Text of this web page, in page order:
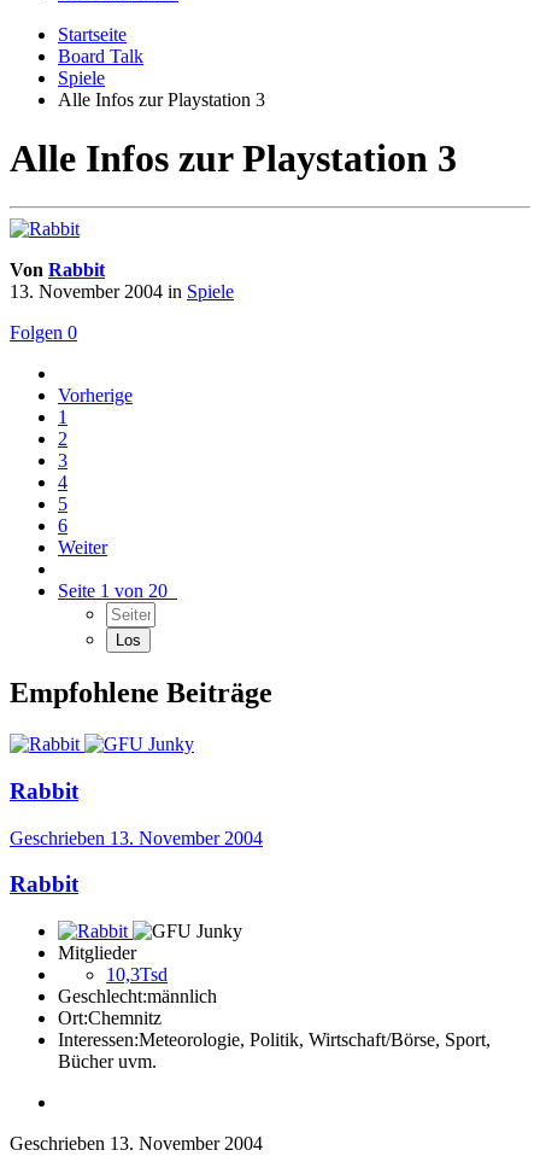
Startseite
Board Talk
Spiele
Alle Infos zur Playstation 3
Alle Infos zur Playstation 3
Von Rabbit
13. November 2004 in Spiele
Folgen 0
Vorherige
1
2
3
4
5
6
Weiter
Seite 1 von 20
Empfohlene Beiträge
Rabbit
Geschrieben 13. November 2004
Rabbit
Mitglieder
10,3Tsd
Geschlecht:männlich
Ort:Chemnitz
Interessen:Meteorologie, Politik, Wirtschaft/Börse, Sport,
Bücher uvm.
Geschrieben 13. November 2004